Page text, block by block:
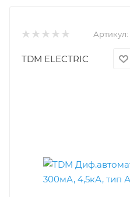
Артикул:
TDM ELECTRIC